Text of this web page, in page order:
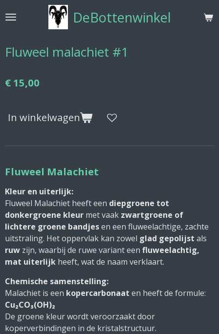
direct
hoofdinhoud
DeBottenwinkel
Fluweel malachiet #1
€ 15,00
In winkelwagen
Fluweel Malachiet
Kleur en uiterlijk:
Fluweel Malachiet heeft een diepgroene tot
donkergroene kleur met vaak zwartgroene of
lichtere groene bandjesen een fluweelachtige, zachte
uitstraling. Het oppervlak kan zowel glad gepolijst als
ruw zijn, waarbij de ruwe variant een fluweelachtig,
mat uiterlijk heeft, wat de naam verklaart.
Chemische samenstelling:
Malachiet is een kopercarbonaat en heeft de formule:
Cu₂CO₃(OH)₂
De groene kleur wordt veroorzaakt door
koperverbindingen in de kristalstructuur.